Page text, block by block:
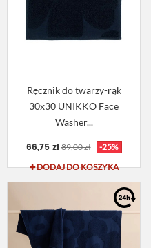
Ręcznik do twarzy-rąk
30x30 UNIKKO Face
Washer...
66,75 zł 89,00 zł
-25%
DODAJ DO KOSZYKA